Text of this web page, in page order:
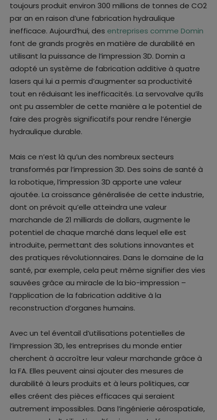
toujours produit environ 300 millions de tonnes de CO2
par an en raison d’une fabrication hydraulique
inefficace. Aujourd’hui, des entreprises comme Domin
font de grands progrès en matière de durabilité en
utilisant la puissance de l’impression 3D. Domin a
adopté un système de fabrication additive à quatre
lasers qui lui a permis d’augmenter sa productivité
tout en réduisant les inefficacités. La servovalve qu’ils
ont pu assembler de cette manière a le potentiel de
faire des progrès significatifs pour rendre l’énergie
hydraulique durable.
Mais ce n’est là qu’un des nombreux secteurs
transformés par l’impression 3D. Des soins de santé à
la robotique, l’impression 3D apporte une valeur
ajoutée. La croissance généralisée de cette industrie,
dont on prévoit qu’elle atteindra une valeur
marchande de 21 milliards de dollars, augmente le
potentiel de chaque marché dans lequel elle est
introduite, permettant des solutions innovantes et
des pratiques révolutionnaires. Dans le domaine de la
santé, par exemple, cela peut même signifier des vies
sauvées grâce au miracle de la bio-impression –
l’application de la fabrication additive à la
reconstruction d’organes humains.
Avec un tel éventail d’utilisations potentielles de
l’impression 3D, les entreprises du monde entier
cherchent à accroître leur valeur marchande grâce à
la FA. Elles peuvent ainsi ajouter des mesures de
durabilité à leurs produits et à leurs politiques, car
elles créent des pièces efficaces qui seraient
autrement impossibles. Dans l’ingénierie aérospatiale,